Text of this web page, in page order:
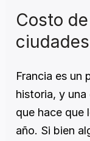
Costo
Francia es un
historia, y una
que hace que
año. Si bien